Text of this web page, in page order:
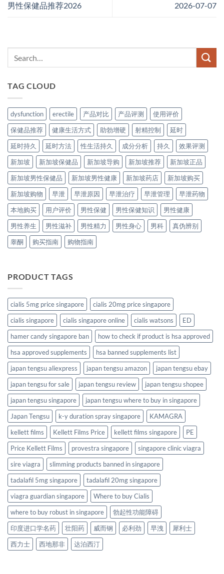
男性保健品推荐2026
2026-07-07
TAG CLOUD
dysfunction erectile 产品对比 产品评测
使用评价
保健品推荐
健康生活方式 助勃增硬 射精控制
延时
延时持久
延时方法 性生活持久 成分分析 持久
效果评测
新加坡
新加坡保健品 新加坡导购 新加坡推荐
新加坡正品
新加坡男性保健品
新加坡男性健康 新加坡药店
新加坡购买
新加坡购物
早泄 早泄原因 早泄治疗 早泄管理
早泄药物
本地购买
用户评价 男性保健 男性保健知识
男性健康
男性养生
男性滋补 男性精力 男性身心 男科
真伪辨别
睾酮
购买指南 购物指南
PRODUCT TAGS
cialis 5mg price singapore
cialis 20mg price singapore
cialis singapore
cialis singapore online cialis watsons
ED
hamer candy singapore ban
how to check if product is hsa approved
hsa approved supplements
hsa banned supplements list
japan tengsu aliexpress
japan tengsu amazon
japan tengsu ebay
japan tengsu for sale
japan tengsu review
japan tengsu shopee
japan tengsu singapore
japan tengsu where to buy in singapore
Japan Tengsu
k-y duration spray singapore
KAMAGRA
kellett films
Kellett Films Price kellett films singapore
PE
Price Kellett Films
provestra singapore
singapore clinic viagra
sire viagra
slimming products banned in singapore
tadalafil 5mg singapore
tadalafil 20mg singapore
viagra guardian singapore
Where to buy Cialis
where to buy robust in singapore
勃起性功能障碍
印度进口学名药
壮阳药 威而钢 必利劲 早洩
犀利士
西力士
西地那非 达泊西汀